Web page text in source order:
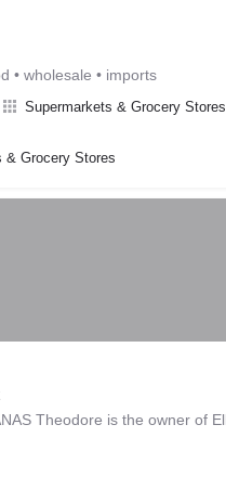
• wholesale • imports
Supermarkets & Grocery Stores
& Grocery Stores